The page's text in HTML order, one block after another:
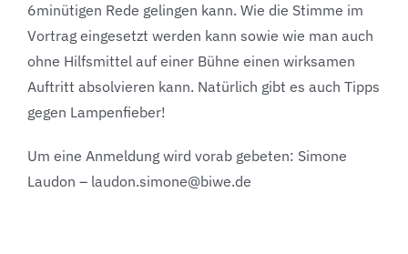
6minütigen Rede gelingen kann. Wie die Stimme im
Vortrag eingesetzt werden kann sowie wie man auch
ohne Hilfsmittel auf einer Bühne einen wirksamen
Auftritt absolvieren kann. Natürlich gibt es auch Tipps
gegen Lampenfieber!
Um eine Anmeldung wird vorab gebeten: Simone
Laudon – laudon.simone@biwe.de